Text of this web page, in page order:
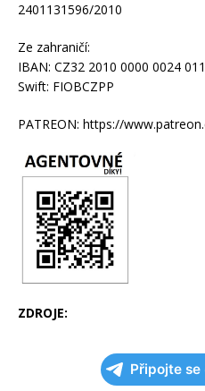
2401131596/2010
Ze zahraničí:
IBAN: CZ32 2010 0000 0024
Swift: FIOBCZPP
PATREON: https://
ZDROJE:
Připojte